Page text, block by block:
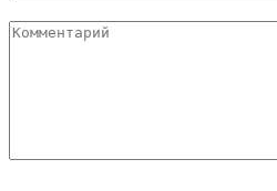
Комментарий